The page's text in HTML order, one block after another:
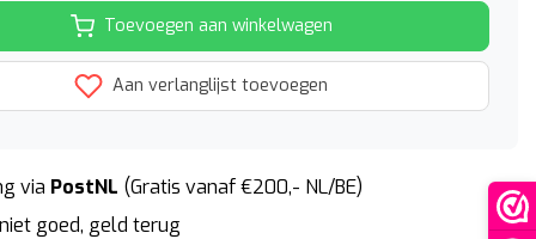
Toevoegen aan winkelwagen
Aan verlanglijst toevoegen
via PostNL (Gratis vanaf €200,- NL/BE)
goed, geld terug